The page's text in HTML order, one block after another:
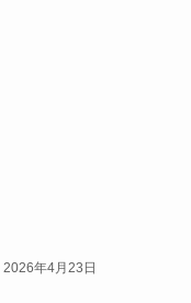
2026年4月23日